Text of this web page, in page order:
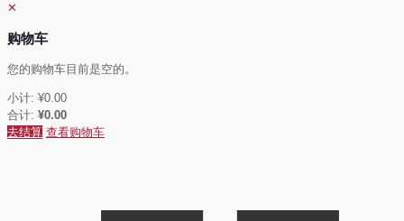
✕
购物车
您的购物车目前是空的。
小计: ¥0.00
合计: ¥0.00
去结算 查看购物车